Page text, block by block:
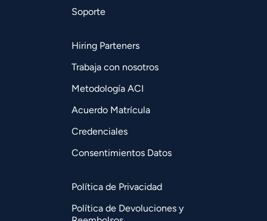
Soporte
Hiring Parteners
Trabaja con nosotros
Metodología ACI
Acuerdo Matrícula
Credenciales
Consentimientos Datos
Política de Privacidad
Política de Devoluciones y